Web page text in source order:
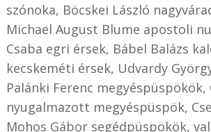
szónoka, Böcskei László
Michael August Blume apostoli
Csaba egri érsek, Bábel Balázs
kecskeméti érsek, Udvardy
Palánki Ferenc megyéspüspökök,
nyugalmazott megyéspüspök,
Mohos Gábor segédpüspökök,